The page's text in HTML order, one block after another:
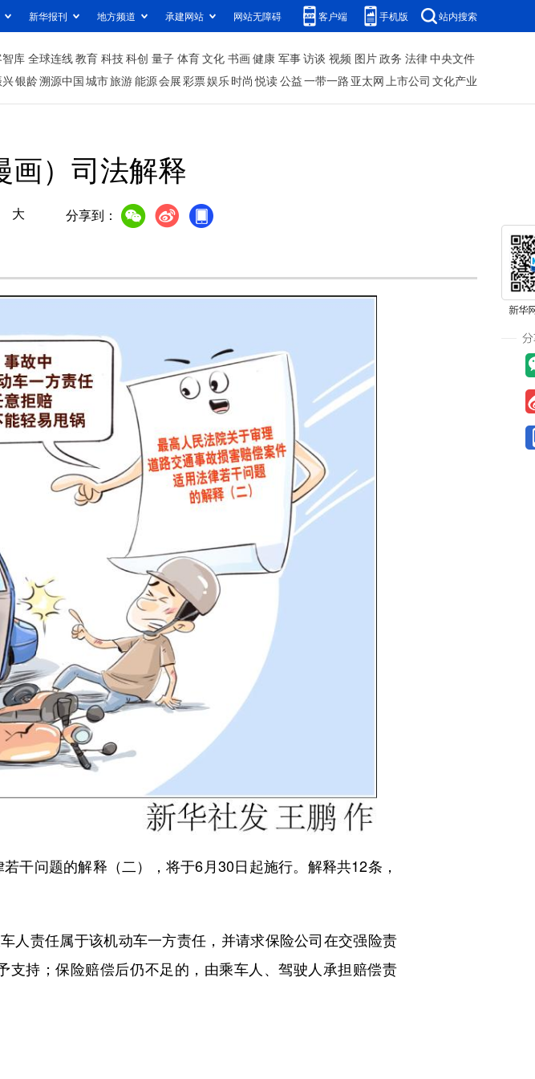
新华报刊 地方频道 承建网站 网站无障碍 客户端 手机版 站内搜索
库 全球连线教育 科技科创 量子 体育文化 书画健康 军事访谈 视频 图片政务 法律中央文件
银龄溯源中国城市旅游能源会展彩票娱乐时尚 悦读公益一带一路 亚太网上市公司 文化产业
画）司法解释
大 分享到：
干问题的解释（二），将于6月30日起施行。解释共12条，
人责任属于该机动车一方责任，并请求保险公司在交强险责
持；保险赔偿后仍不足的，由乘车人、驾驶人承担赔偿责